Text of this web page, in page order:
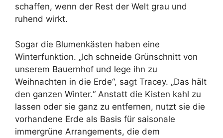
schaffen, wenn der Rest der Welt grau und
ruhend wirkt.
Sogar die Blumenkästen haben eine
Winterfunktion. „Ich schneide Grünschnitt von
unserem Bauernhof und lege ihn zu
Weihnachten in die Erde“, sagt Tracey. „Das hält
den ganzen Winter.“ Anstatt die Kisten kahl zu
lassen oder sie ganz zu entfernen, nutzt sie die
vorhandene Erde als Basis für saisonale
immergrüne Arrangements, die dem